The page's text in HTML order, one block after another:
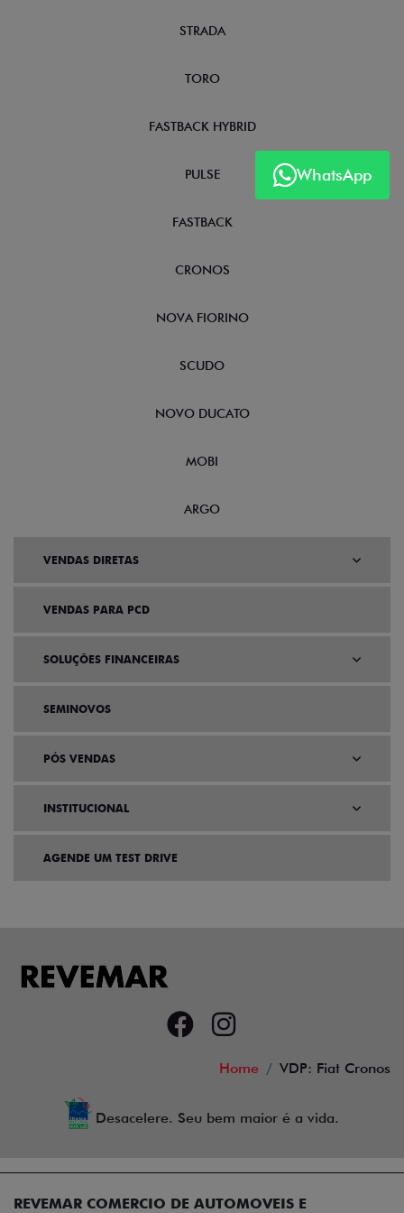
WhatsApp
STRADA
TORO
FASTBACK HYBRID
PULSE
FASTBACK
CRONOS
NOVA FIORINO
SCUDO
NOVO DUCATO
MOBI
ARGO
VENDAS DIRETAS
VENDAS PARA PCD
SOLUÇÕES FINANCEIRAS
SEMINOVOS
PÓS VENDAS
INSTITUCIONAL
AGENDE UM TEST DRIVE
Home VDP: Fiat Cronos
Desacelere. Seu bem maior é a vida.
REVEMAR COMERCIO DE AUTOMOVEIS E